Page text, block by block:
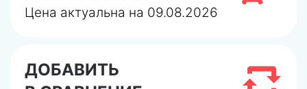
Цена актуальна на 09.08.2026
ДОБАВИТЬ